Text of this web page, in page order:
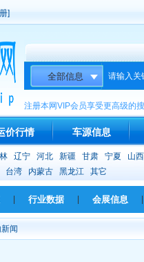
]
请输入关
注册本网VIP会员享受更高级的
价行情 车源信息
辽宁 河北 新疆 甘肃 宁夏
山西
台湾 内蒙古 黑龙江 其它
行业数据 会展信息
新闻